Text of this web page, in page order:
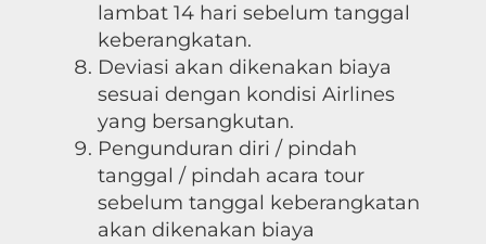
lambat 14 hari sebelum tanggal
keberangkatan.
Deviasi akan dikenakan biaya
sesuai dengan kondisi Airlines
yang bersangkutan.
Pengunduran diri / pindah
tanggal / pindah acara tour
sebelum tanggal keberangkatan
akan dikenakan biaya